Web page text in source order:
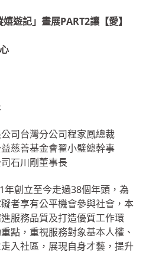
遊記」畫展PART2讓【愛】
司台灣分公司程家鳳總裁
慈善基金會翟小璧總幹事
石川剛董事長
年創立至今走過38個年頭，為
者享有公平機會參與社會，本
服務品質及打造優質工作環
點，重視服務對象基本人權、
入社區，展現自身才藝，提升